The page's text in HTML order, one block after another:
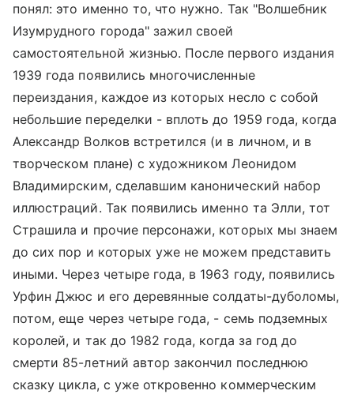
понял: это именно то, что нужно. Так "Волшебник
Изумрудного города" зажил своей
самостоятельной жизнью. После первого издания
1939 года появились многочисленные
переиздания, каждое из которых несло с собой
небольшие переделки - вплоть до 1959 года, когда
Александр Волков встретился (и в личном, и в
творческом плане) с художником Леонидом
Владимирским, сделавшим канонический набор
иллюстраций. Так появились именно та Элли, тот
Страшила и прочие персонажи, которых мы знаем
до сих пор и которых уже не можем представить
иными. Через четыре года, в 1963 году, появились
Урфин Джюс и его деревянные солдаты-дуболомы,
потом, еще через четыре года, - семь подземных
королей, и так до 1982 года, когда за год до
смерти 85-летний автор закончил последнюю
сказку цикла, с уже откровенно коммерческим